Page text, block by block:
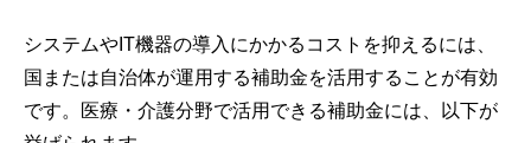
システムやIT機器の導入にかかるコストを抑えるには、
国または自治体が運用する補助金を活用することが有効
です。医療・介護分野で活用できる補助金には、以下が